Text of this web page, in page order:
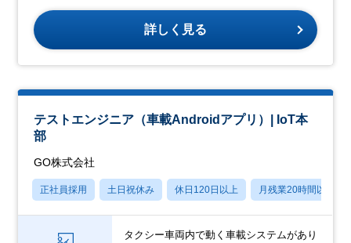
詳しく見る
テストエンジニア（車載Androidアプリ）| IoT本
部
GO株式会社
正社員採用 土日祝休み 休日120日以上 月残業20時間以内
タクシー車両内で動く車載システムがあり